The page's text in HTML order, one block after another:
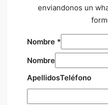
enviandonos un
Nombre *
Nombre
ApellidosTeléfono